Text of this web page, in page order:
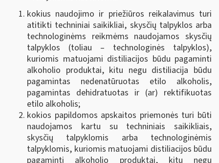
kokius naudojimo ir priežiūros reikalavimus turi
atitikti techniniai saikikliai, skysčių talpyklos arba
technologinėms reikmėms naudojamos skysčių
talpyklos (toliau – technologinės talpyklos),
kuriomis matuojami distiliacijos būdu pagaminti
alkoholio produktai, kitu negu distiliacija būdu
pagamintas nedenatūruotas etilo alkoholis,
pagamintas dehidratuotas ir (ar) rektifikuotas
etilo alkoholis;
kokios papildomos apskaitos priemonės turi būti
naudojamos kartu su techniniais saikikliais,
skysčių talpyklomis arba technologinėmis
talpyklomis, kuriomis matuojami distiliacijos būdu
pagaminti alkoholio produktai, kitu negu